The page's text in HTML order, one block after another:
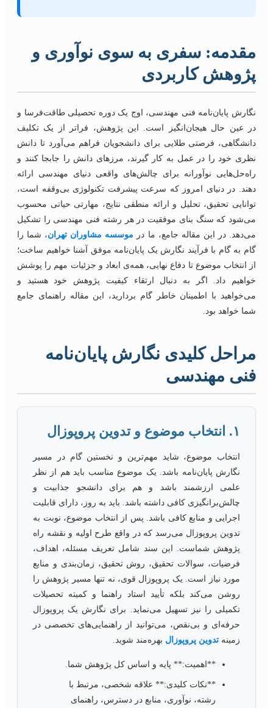
مقدمه: سفری به سوی نوآوری و
پژوهش کاربردی
نگارش پایان‌نامه فنی مهندسی، اوج یک دوره تحصیلی طاقت‌فرسا و
در عین حال هیجان‌انگیز است. این پژوهش، فراتر از یک تکلیف
دانشگاهی، فرصتی طلایی برای دانشجویان فراهم می‌آورد تا دانش
نظری خود را در عمل به کار گیرند، مرزهای دانش را جابجا کنند و
راه‌حل‌هایی نوآورانه برای چالش‌های واقعی دنیای مهندسی ارائه
دهند. در دنیای امروز که سرعت پیشرفت تکنولوژی بی‌وقفه است،
توانایی تحقیق، تحلیل و ارائه منطقی نتایج، مهارتی حیاتی محسوب
می‌شود که سنگ بنای موفقیت در هر رشته فنی مهندسی را تشکیل
می‌دهد. در این مقاله جامع، ما در
موسسه مشاوران تهران، شما را
گام به گام با فرآیند نگارش یک پایان‌نامه موفق آشنا خواهیم ساخت؛
از انتخاب موضوع تا دفاع نهایی، همه‌ی ابعاد و جزئیات مهم را پوشش
خواهیم داد. اگر به دنبال ارتقاء کیفیت پژوهش خود هستید و
می‌خواهید با اطمینان خاطر گام بردارید، این مقاله راهنمای جامع
شما خواهد بود.
مراحل کلیدی نگارش پایان‌نامه
فنی مهندسی
۱. انتخاب موضوع و تدوین پروپوزال
انتخاب موضوع، شاید مهم‌ترین و نخستین گام در مسیر
نگارش پایان‌نامه باشد. یک موضوع مناسب باید هم از نظر
علمی ارزشمند باشد و هم برای دانشجو جذابیت و
چالش‌برانگیزی کافی داشته باشد. باید به روز، دارای قابلیت
اجرایی و منابع کافی باشد. پس از انتخاب موضوع، نوبت به
تدوین پروپوزال می‌رسد که در واقع طرح اولیه و نقشه راه
پژوهش شماست. این سند شامل تعریف مسئله، اهداف،
فرضیات، سوالات تحقیق، روش تحقیق، زمان‌بندی و منابع
مورد نیاز است. یک پروپوزال قوی، نه تنها مسیر پژوهش را
روشن می‌کند بلکه تأیید استاد راهنما و کمیته تحصیلات
تکمیلی را نیز تسهیل می‌نماید. برای نگارش یک پروپوزال
حرفه‌ای و بی‌نقص، می‌توانید از راهنمایی‌های تخصصی در
زمینهتدوین پروپوزالبهره‌مند شوید.
**اهمیت:** پایه و اساس کل پژوهش شما.
**نکات کلیدی:** علاقه شخصی، مرتبط با
رشته، نوآوری، منابع در دسترس، راهنمای